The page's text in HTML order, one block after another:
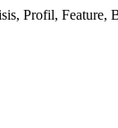
Profil, Feature,